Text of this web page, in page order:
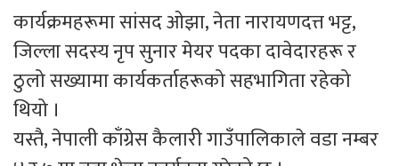
कार्यक्रमहरूमा सांसद ओझा, नेता नारायणदत्त भट्ट,
जिल्ला सदस्य नृप सुनार मेयर पदका दावेदारहरू र
ठुलो सख्यामा कार्यकर्ताहरूको सहभागिता रहेको
थियो ।
यस्तै, नेपाली काँग्रेस कैलारी गाउँपालिकाले वडा नम्बर